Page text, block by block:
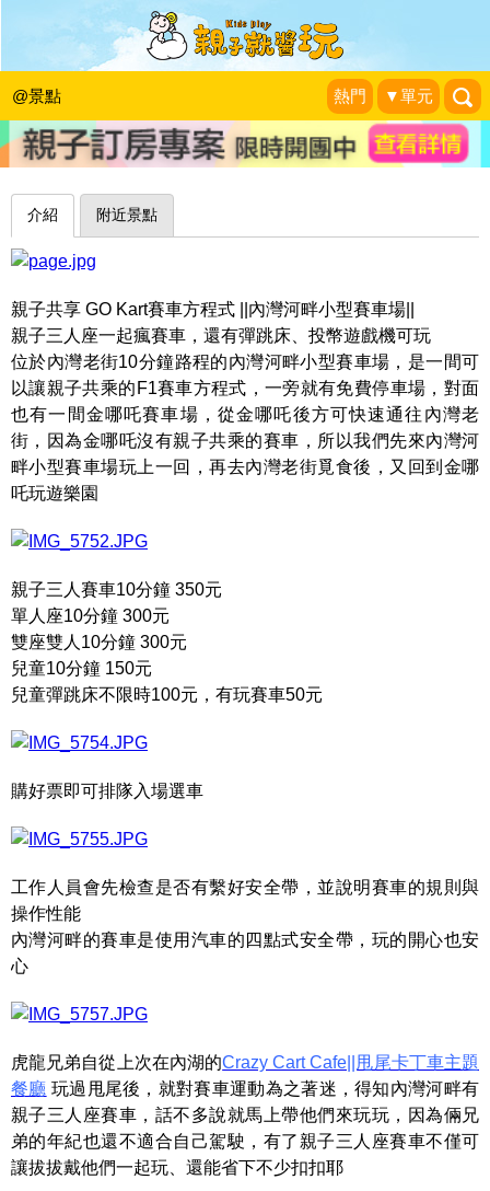
@景點 熱門 ▼單元
走！拔拔載你甩尾去～新竹內灣河畔小
型賽車場
珍太妃旅遊親子生活|2016-08-21
介紹 附近景點
親子共享 GO Kart賽車方程式 ||內灣河畔小型賽車場||
親子三人座一起瘋賽車，還有彈跳床、投幣遊戲機可玩
位於內灣老街10分鐘路程的內灣河畔小型賽車場，是一間可
以讓親子共乘的F1賽車方程式，一旁就有免費停車場，對面
也有一間金哪吒賽車場，從金哪吒後方可快速通往內灣老
街，因為金哪吒沒有親子共乘的賽車，所以我們先來內灣河
畔小型賽車場玩上一回，再去內灣老街覓食後，又回到金哪
吒玩遊樂園
親子三人賽車10分鐘 350元
單人座10分鐘 300元
雙座雙人10分鐘 300元
兒童10分鐘 150元
兒童彈跳床不限時100元，有玩賽車50元
購好票即可排隊入場選車
工作人員會先檢查是否有繫好安全帶，並說明賽車的規則與
操作性能
內灣河畔的賽車是使用汽車的四點式安全帶，玩的開心也安
心
虎龍兄弟自從上次在內湖的Crazy Cart Cafe||甩尾卡丁車主題
餐廳 玩過甩尾後，就對賽車運動為之著迷，得知內灣河畔有
親子三人座賽車，話不多說就馬上帶他們來玩玩，因為倆兄
弟的年紀也還不適合自己駕駛，有了親子三人座賽車不僅可
讓拔拔戴他們一起玩、還能省下不少扣扣耶